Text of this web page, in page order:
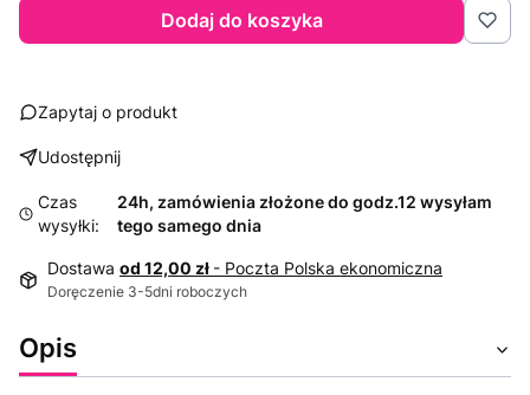
Dodaj do koszyka
Zapytaj o produkt
Udostępnij
Czas
wysyłki:
24h, zamówienia złożone do godz.12 wysyłam
tego samego dnia
Dostawa od 12,00 zł - Poczta Polska ekonomiczna
Doręczenie 3-5dni roboczych
Opis